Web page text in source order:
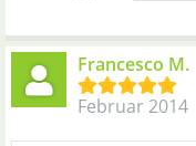
Francesco M.
Februar 2014